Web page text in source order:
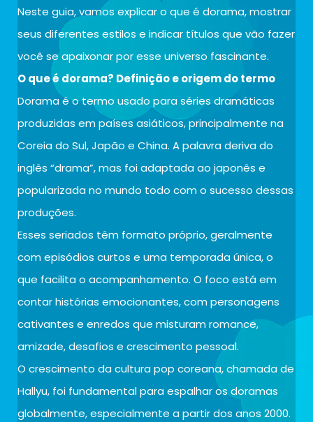
Neste guia, vamos explicar o que é dorama, mostrar
seus diferentes estilos e indicar títulos que vão fazer
você se apaixonar por esse universo fascinante.
O que é dorama? Definição e origem do termo
Dorama é o termo usado para séries dramáticas
produzidas em países asiáticos, principalmente na
Coreia do Sul, Japão e China. A palavra deriva do
inglês “drama”, mas foi adaptada ao japonês e
popularizada no mundo todo com o sucesso dessas
produções.
Esses seriados têm formato próprio, geralmente
com episódios curtos e uma temporada única, o
que facilita o acompanhamento. O foco está em
contar histórias emocionantes, com personagens
cativantes e enredos que misturam romance,
amizade, desafios e crescimento pessoal.
O crescimento da cultura pop coreana, chamada de
Hallyu, foi fundamental para espalhar os doramas
globalmente, especialmente a partir dos anos 2000.